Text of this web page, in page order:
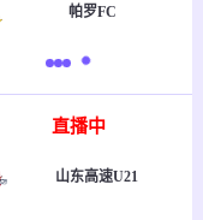
帕罗FC
直播中
山东高速U21